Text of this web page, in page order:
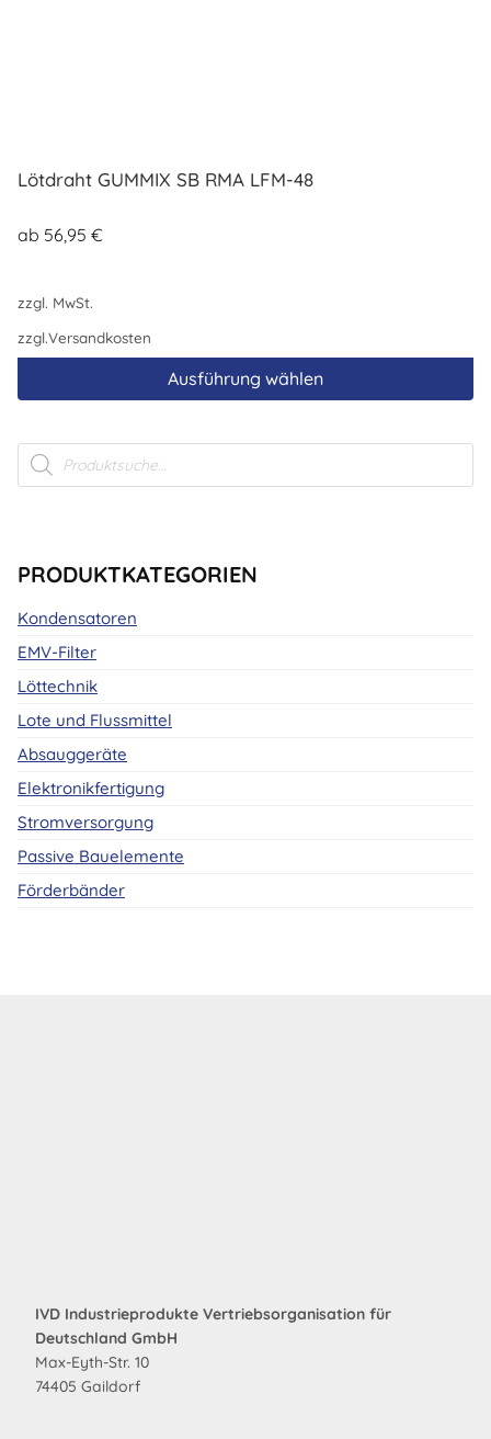
Lötdraht GUMMIX SB RMA LFM-48
ab 56,95 €
zzgl. MwSt.
zzgl.Versandkosten
Ausführung wählen
weist
mehrere
Die
können
auf
Produktseite
gewählt
werden
Products
search
PRODUKTKATEGORIEN
Kondensatoren
EMV-Filter
Löttechnik
Lote und Flussmittel
Absauggeräte
Elektronikfertigung
Stromversorgung
Passive Bauelemente
Förderbänder
IVD Industrieprodukte Vertriebsorganisation für
Deutschland GmbH
Max-Eyth-Str. 10
74405 Gaildorf